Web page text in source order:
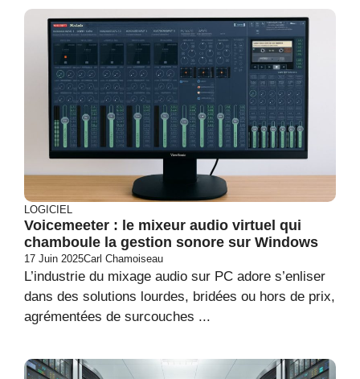
LOGICIEL
Voicemeeter : le mixeur audio virtuel qui
chamboule la gestion sonore sur Windows
17 Juin 2025Carl Chamoiseau
L’industrie du mixage audio sur PC adore s’enliser
dans des solutions lourdes, bridées ou hors de prix,
agrémentées de surcouches ...